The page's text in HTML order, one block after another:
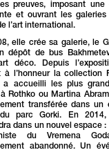
preuves, imposant une
et ouvrant les galeries
l’art international.
elle crée sa galerie, le
dépôt de bus
déco. Depuis
à l’honneur la collection
a accueilli les plus
Rothko ou Martina
transférée dans un
parc Gorki. En 2014,
dans un nouvel espace
du Vremena
abandonné. Un